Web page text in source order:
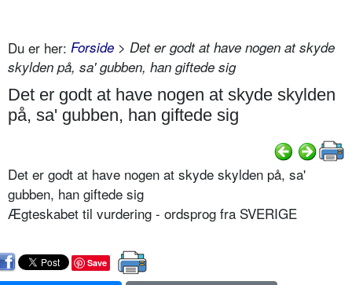
Du er her: Forside > Det er godt at have nogen at skyde
skylden på, sa' gubben, han giftede sig
Det er godt at have nogen at skyde skylden
på, sa' gubben, han giftede sig
Det er godt at have nogen at skyde skylden på, sa'
gubben, han giftede sig
Ægteskabet til vurdering - ordsprog fra SVERIGE
Save